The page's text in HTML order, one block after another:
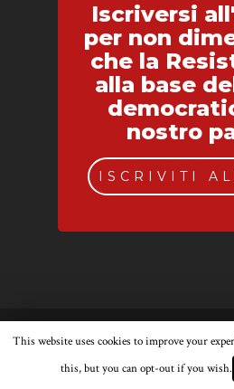
Iscriversi
per non
che la
alla base
nostro
ISCRIVITI
© 2026 ANPI Bologna.
This website uses cookies to improve your
this, but you can opt-out if you wish.